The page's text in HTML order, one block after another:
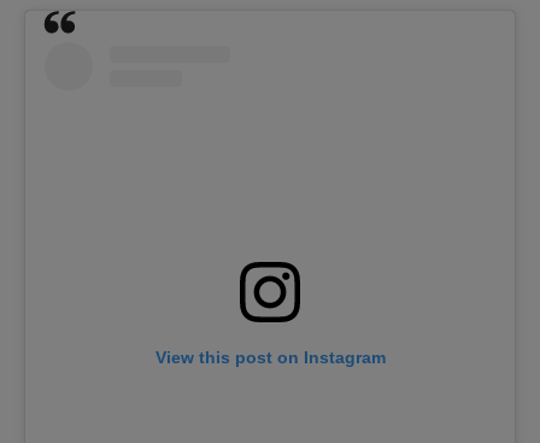
View this post on Instagram